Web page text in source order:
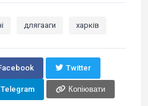
длягааги харків
Twitter
Telegram Копіювати